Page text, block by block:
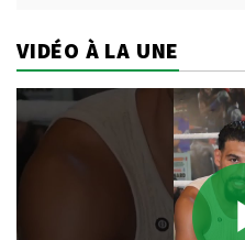
VIDÉO À LA UNE